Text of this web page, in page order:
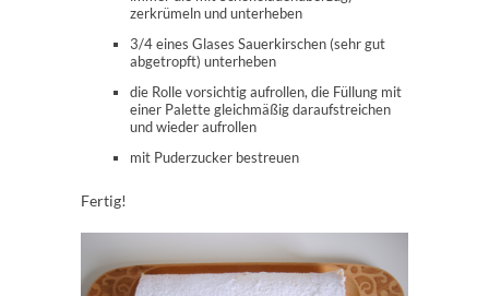
zerkrümeln und unterheben
3/4 eines Glases Sauerkirschen (sehr gut
abgetropft) unterheben
die Rolle vorsichtig aufrollen, die Füllung mit
einer Palette gleichmäßig daraufstreichen
und wieder aufrollen
mit Puderzucker bestreuen
Fertig!